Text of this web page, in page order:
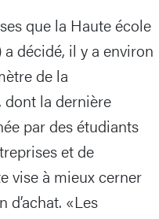
que la Haute école
décidé, il y a environ
de la
la dernière
par des étudiants
et de
vise à mieux cerner
«Les